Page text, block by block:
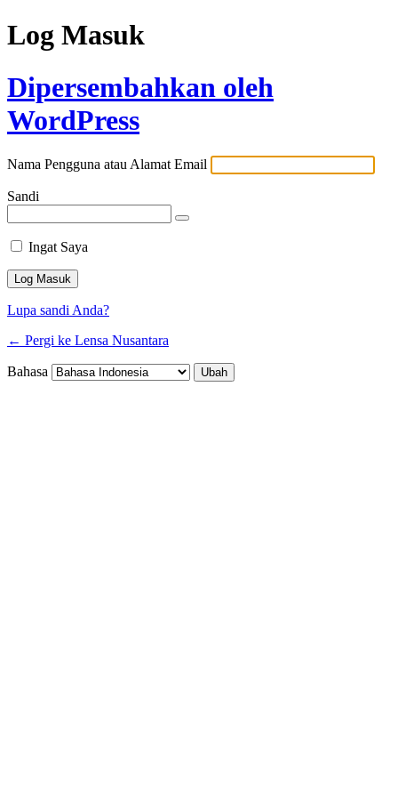
Log Masuk
Dipersembahkan oleh
WordPress
Nama Pengguna atau Alamat Email
Sandi
Ingat Saya
Lupa sandi Anda?
← Pergi ke Lensa Nusantara
Bahasa